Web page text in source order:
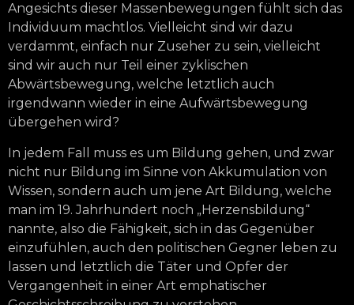
Angesichts dieser Massenbewegungen fühlt sich das
Individuum machtlos. Vielleicht sind wir dazu
verdammt, einfach nur Zuseher zu sein, vielleicht
sind wir auch nur Teil einer zyklischen
Abwärtsbewegung, welche letztlich auch
irgendwann wieder in eine Aufwärtsbewegung
übergehen wird?
In jedem Fall muss es um Bildung gehen, und zwar
nicht nur Bildung im Sinne von Akkumulation von
Wissen, sondern auch um jene Art Bildung, welche
man im 19. Jahrhundert noch „Herzensbildung“
nannte, also die Fähigkeit, sich in das Gegenüber
einzufühlen, auch den politischen Gegner leben zu
lassen und letztlich die Täter und Opfer der
Vergangenheit in einer Art emphatischer